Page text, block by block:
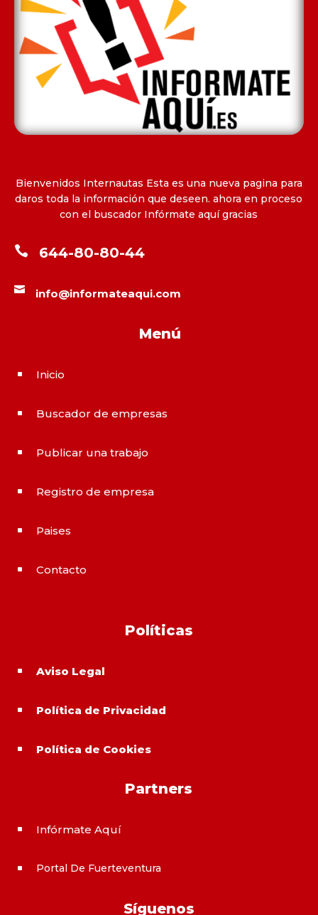
Bienvenidos Internautas Esta es una nueva pagina para
daros toda la información que deseen. ahora en proceso
con el buscador Infórmate aquí gracias
 644-80-80-44
 info@informateaqui.com
Menú
^ Inicio
^ Buscador de empresas
^ Publicar una trabajo
^ Registro de empresa
^ Paises
^ Contacto
Políticas
^ Aviso Legal
^ Política de Privacidad
^ Política de Cookies
Partners
^ Infórmate Aquí
^ Portal De Fuerteventura
Síguenos